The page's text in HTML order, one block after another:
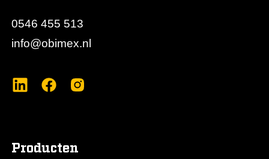
0546 455 513
info@obimex.nl
Producten